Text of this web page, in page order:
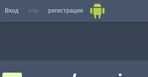
Вход или регистрация